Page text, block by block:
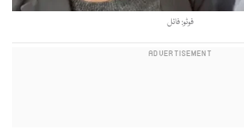
فوٹو: فائل